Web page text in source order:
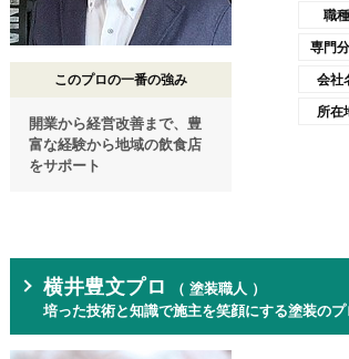
このプロの一番の強み
開業から経営改善まで、豊
富な経験から地域の飲食店
をサポート
職種
専門
会社
所在
横井豊文プロ
（ 塗装職人 ）
培った技術と知識で施主を笑顔にする塗装のプ